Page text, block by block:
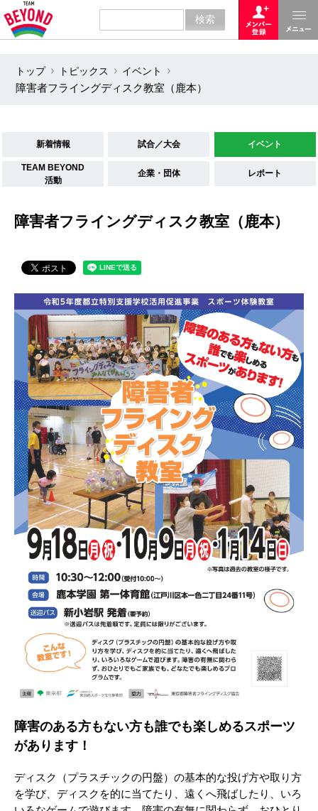
トップ トピックス
イベント
障害者フライングディスク教室（鹿本）
新着情報 試合／大会 イベント
TEAM BEYOND
活動
企業・団体 レポート
障害者フライングディスク教室（鹿本）
障害のある方もない方も誰でも楽しめるスポーツ
があります！
ディスク（プラスチックの円盤）の基本的な投げ方や取り方
を学び、ディスクを的に当てたり、遠くへ飛ばしたり、いろ